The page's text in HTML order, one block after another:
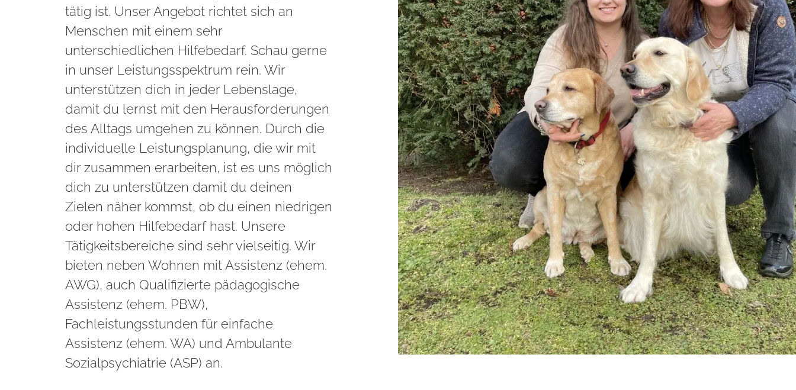
tätig ist. Unser Angebot richtet sich an
Menschen mit einem sehr
unterschiedlichen Hilfebedarf. Schau gerne
in unser Leistungsspektrum rein. Wir
unterstützen dich in jeder Lebenslage,
damit du lernst mit den Herausforderungen
des Alltags umgehen zu können. Durch die
individuelle Leistungsplanung, die wir mit
dir zusammen erarbeiten, ist es uns möglich
dich zu unterstützen damit du deinen
Zielen näher kommst, ob du einen niedrigen
oder hohen Hilfebedarf hast. Unsere
Tätigkeitsbereiche sind sehr vielseitig. Wir
bieten neben Wohnen mit Assistenz (ehem.
AWG), auch Qualifizierte pädagogische
Assistenz (ehem. PBW),
Fachleistungsstunden für einfache
Assistenz (ehem. WA) und Ambulante
Sozialpsychiatrie (ASP) an.